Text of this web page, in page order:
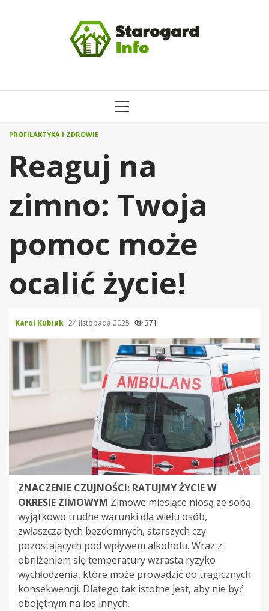
MENU
PROFILAKTYKA I ZDROWIE
Reaguj na
zimno: Twoja
pomoc może
ocalić życie!
Karol Kubiak 24 listopada 2025 371
ZNACZENIE CZUJNOŚCI: RATUJMY ŻYCIE W
OKRESIE ZIMOWYM Zimowe miesiące niosą ze sobą
wyjątkowo trudne warunki dla wielu osób,
zwłaszcza tych bezdomnych, starszych czy
pozostających pod wpływem alkoholu. Wraz z
obniżeniem się temperatury wzrasta ryzyko
wychłodzenia, które może prowadzić do tragicznych
konsekwencji. Dlatego tak istotne jest, aby nie być
obojętnym na los innych.